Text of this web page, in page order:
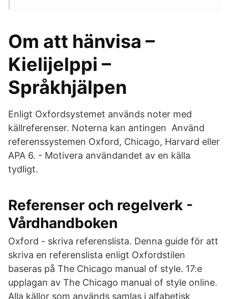
Om att hänvisa –
Kielijelppi –
Språkhjälpen
Enligt Oxfordsystemet används noter med
källreferenser. Noterna kan antingen Använd
referenssystemen Oxford, Chicago, Harvard eller
APA 6. - Motivera användandet av en källa
tydligt.
Referenser och regelverk -
Vårdhandboken
Oxford - skriva referenslista. Denna guide för att
skriva en referenslista enligt Oxfordstilen
baseras på The Chicago manual of style. 17:e
upplagan av The Chicago manual of style online.
Alla källor som används samlas i alfabetisk